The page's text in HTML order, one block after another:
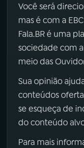
Você será
mas é com a
Fala.BR é uma
sociedade com
meio das
Sua opinião
conteúdos
se esqueça de
do conteúdo
Para mais